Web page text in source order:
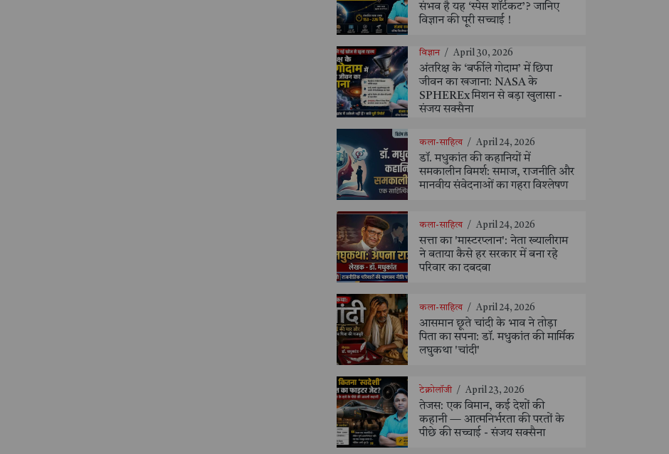
संभव है यह ‘स्पेस शॉर्टकट’? जानिए
विज्ञान की पूरी सच्चाई !
विज्ञान / April 30, 2026
अंतरिक्ष के ‘बर्फीले गोदाम’ में छिपा
जीवन का खजाना: NASA के
SPHEREx मिशन से बड़ा खुलासा -
संजय सक्सैना
कला-साहित्य / April 24, 2026
डॉ. मधुकांत की कहानियों में
समकालीन विमर्श: समाज, राजनीति और
मानवीय संवेदनाओं का गहरा विश्लेषण
कला-साहित्य / April 24, 2026
सत्ता का 'मास्टरप्लान': नेता ख्यालीराम
ने बताया कैसे हर सरकार में बना रहे
परिवार का दबदबा
कला-साहित्य / April 24, 2026
आसमान छूते चांदी के भाव ने तोड़ा
पिता का सपना: डॉ. मधुकांत की मार्मिक
लघुकथा 'चांदी'
टेक्नोलॉजी / April 23, 2026
तेजस: एक विमान, कई देशों की
कहानी — आत्मनिर्भरता की परतों के
पीछे की सच्चाई - संजय सक्सैना